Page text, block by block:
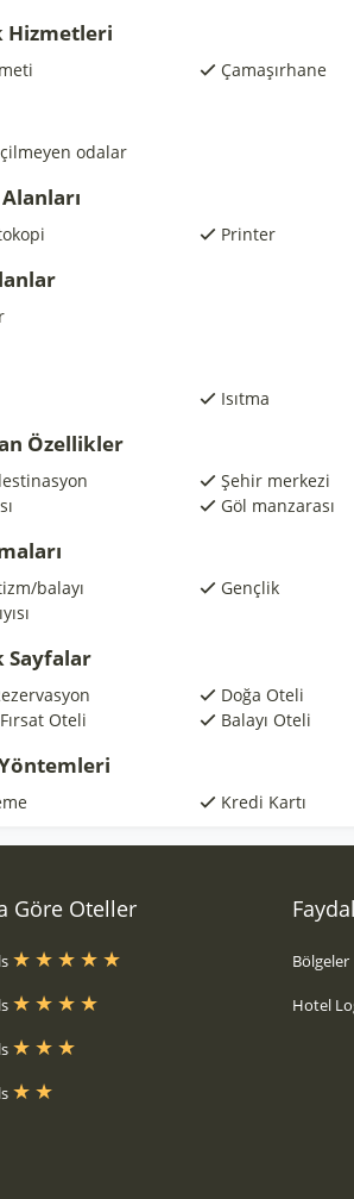
Hizmetleri
Çamaşırhane
odalar
Printer
Isıtma
Özellikler
Şehir merkezi
Göl manzarası
balayı Gençlik
Sayfalar
Doğa Oteli
Oteli
Balayı Oteli
Kredi Kartı
Göre Oteller
Bölgeler
Hotel